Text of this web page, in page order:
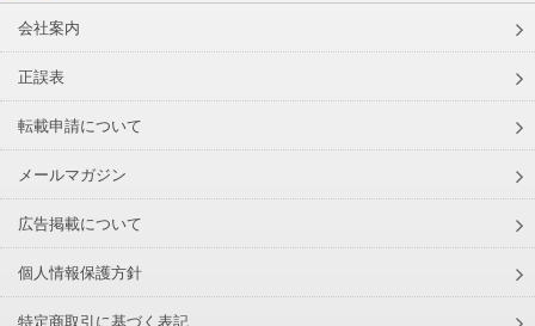
会社案内
正誤表
転載申請について
メールマガジン
広告掲載について
個人情報保護方針
特定商取引に基づく表記